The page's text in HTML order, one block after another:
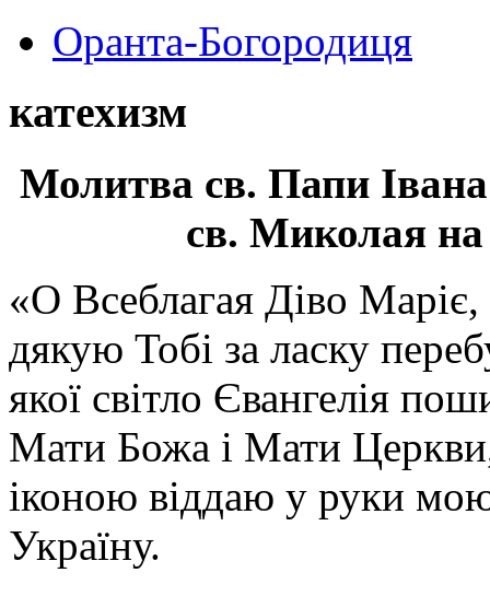
Оранта-Богородиця
катехизм
Молитва св. Папи
св. Миколая на
«О Всеблагая Діво
дякую Тобі за ласку
якої світло Євангелія
Мати Божа і Мати
іконою віддаю у руки
Україну.